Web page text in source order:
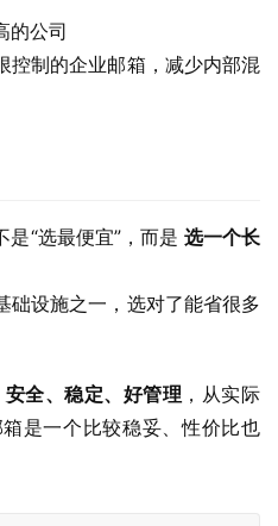
的公司
控制的企业邮箱，减少内部混
“选最便宜”，而是 选一个长
础设施之一，选对了能省很多
安全、稳定、好管理 ，从实际
是一个比较稳妥、性价比也